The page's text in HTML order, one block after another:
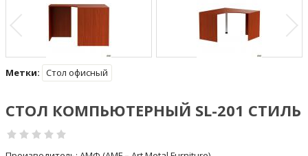
Метки: Стол офисный
СТОЛ КОМПЬЮТЕРНЫЙ SL-201 СТИЛЬ